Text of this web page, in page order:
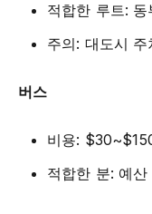
적합한 루트:
주의: 대도시
버스
비용:
적합한 분: 예